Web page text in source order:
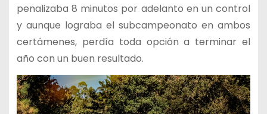
penalizaba 8 minutos por adelanto en un control
y aunque lograba el subcampeonato en ambos
certámenes, perdía toda opción a terminar el
año con un buen resultado.